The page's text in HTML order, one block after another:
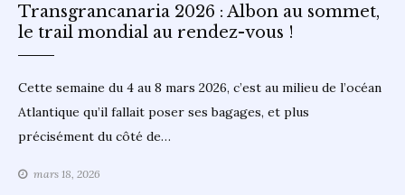
Transgrancanaria 2026 : Albon au sommet,
le trail mondial au rendez-vous !
Cette semaine du 4 au 8 mars 2026, c’est au milieu de l’océan
Atlantique qu’il fallait poser ses bagages, et plus
précisément du côté de…
mars 18, 2026